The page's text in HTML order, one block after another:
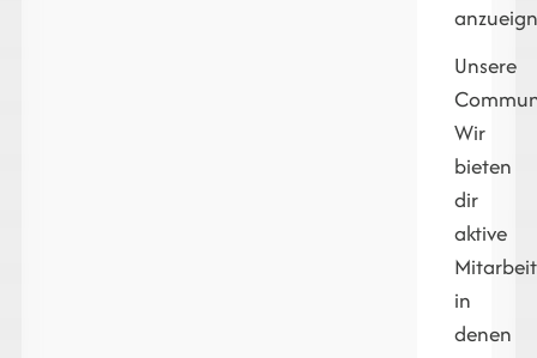
Unsere
Wir
bieten
dir
aktive
in
denen